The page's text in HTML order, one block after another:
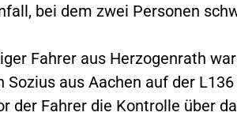
bei dem zwei Personen
Fahrer aus Herzogenrath
Sozius aus Aachen auf der
der Fahrer die Kontrolle über